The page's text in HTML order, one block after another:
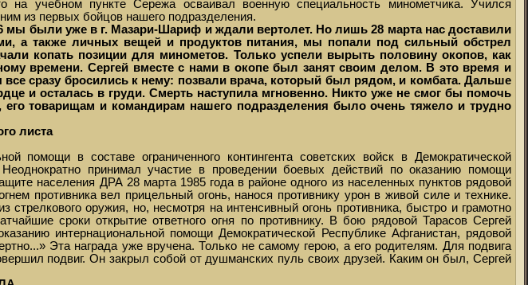
учебном пункте Сережа осваивал военную специальность минометчика. Учился
из первых бойцов нашего подразделения.
мы были уже в г. Мазари-Шариф и ждали вертолет. Но лишь 28 марта нас доставили
а также личных вещей и продуктов питания, мы попали под сильный обстрел
копать позиции для минометов. Только успели вырыть половину окопов, как
времени. Сергей вместе с нами в окопе был занят своим делом. В это время и
сразу бросились к нему: позвали врача, который был рядом, и комбата. Дальше
и осталась в груди. Смерть наступила мгновенно. Никто уже не смог бы помочь
товарищам и командирам нашего подразделения было очень тяжело и трудно
листа
помощи в составе ограниченного контингента советских войск в Демократической
принимал участие в проведении боевых действий по оказанию помощи
населения ДРА 28 марта 1985 года в районе одного из населенных пунктов рядовой
противника вел прицельный огонь, нанося противнику урон в живой силе и технике.
оружия, но, несмотря на интенсивный огонь противника, быстро и грамотно
сроки открытие ответного огня по противнику. В бою рядовой Тарасов Сергей
интернациональной помощи Демократической Республике Афганистан, рядовой
Эта награда уже вручена. Только не самому герою, а его родителям. Для подвига
подвиг. Он закрыл собой от душманских пуль своих друзей. Каким он был, Сергей